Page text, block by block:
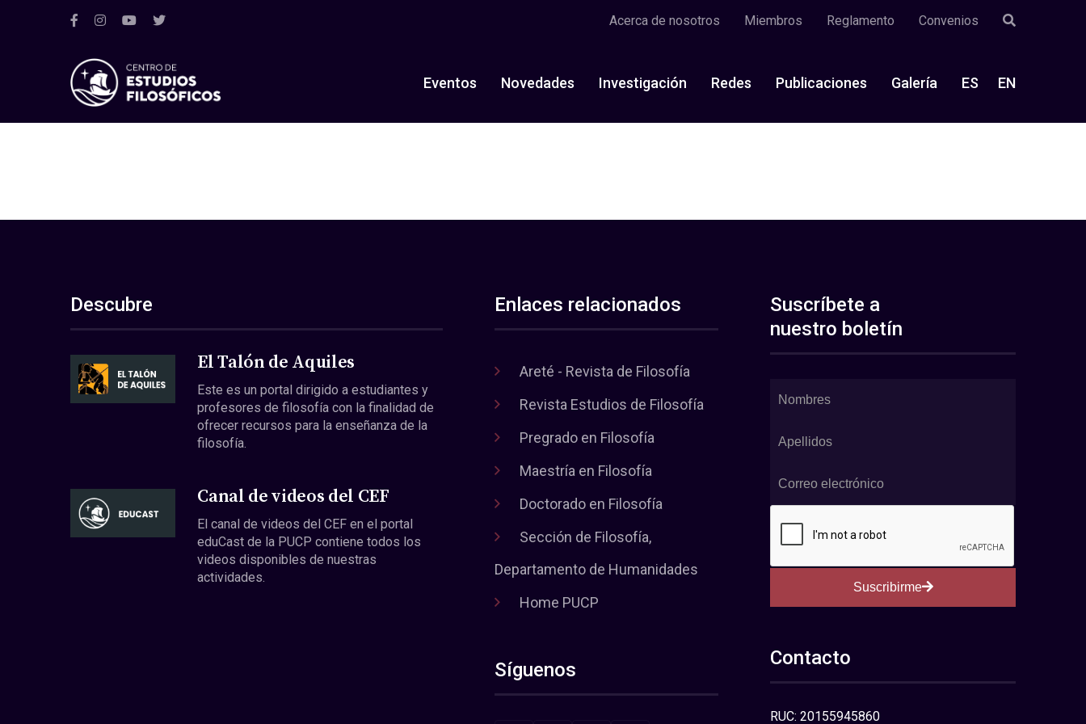
Acerca de nosotros Miembros Reglamento Convenios
Eventos Novedades Investigación Redes Publicaciones Galería ES EN
Descubre
El Talón de Aquiles
Este es un portal dirigido a estudiantes y
profesores de filosofía con la finalidad de
ofrecer recursos para la enseñanza de la
filosofía.
Canal de videos del CEF
El canal de videos del CEF en el portal
eduCast de la PUCP contiene todos los
videos disponibles de nuestras
actividades.
Enlaces relacionados
Areté - Revista de Filosofía
Revista Estudios de Filosofía
Pregrado en Filosofía
Maestría en Filosofía
Doctorado en Filosofía
Sección de Filosofía,
Departamento de Humanidades
Home PUCP
Síguenos
Suscríbete a
nuestro boletín
Suscribirme
Contacto
RUC: 20155945860